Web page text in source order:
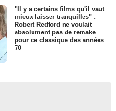
"Il y a certains films qu'il vaut
mieux laisser tranquilles" :
Robert Redford ne voulait
absolument pas de remake
pour ce classique des années
70